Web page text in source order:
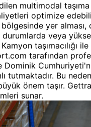
multimodal
optimize
yer alması,
durumlarda veya
taşımacılığı
tarafından
Dominik
tutmaktadır. Bu
önem taşır.
sunar.